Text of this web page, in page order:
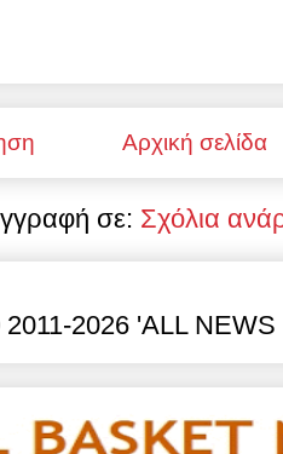
Αρχική σελίδα
σε: Σχόλια
2026 'ALL